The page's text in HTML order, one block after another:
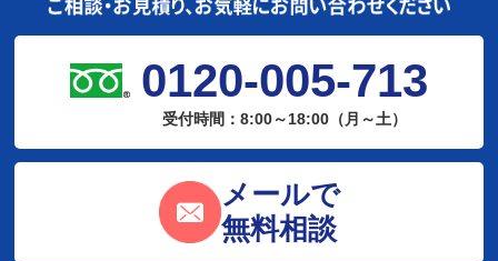
0120-005-713
受付時間：8:00～18:00（月～土）
メールで
無料相談